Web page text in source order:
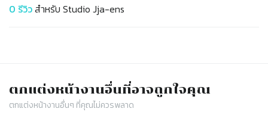
0 รีวิวสำหรับ Studio Jja-ens
ตกแต่งหน้างานอื่นที่อาจถูกใจคุณ
ตกแต่งหน้างานอื่นๆ ที่คุณไม่ควรพลาด